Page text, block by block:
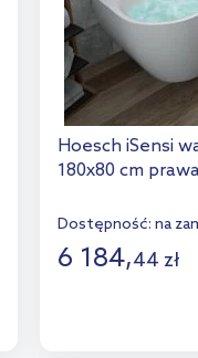
Hoesch iSensi
180x80 cm
Dostępność: na
6 184,44 zł